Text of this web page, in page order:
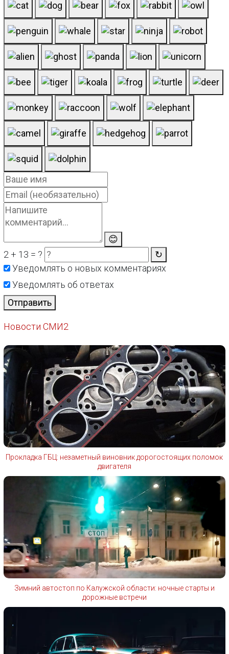
😊
2 + 13 = ?
↻
Уведомлять о новых комментариях
Уведомлять об ответах
Отправить
Новости СМИ2
Прокладка ГБЦ: незаметный виновник дорогостоящих поломок
двигателя
Зимний автостоп по Калужской области: ночные старты и
дорожные встречи